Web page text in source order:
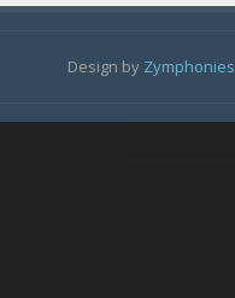
Design by Zymphonies